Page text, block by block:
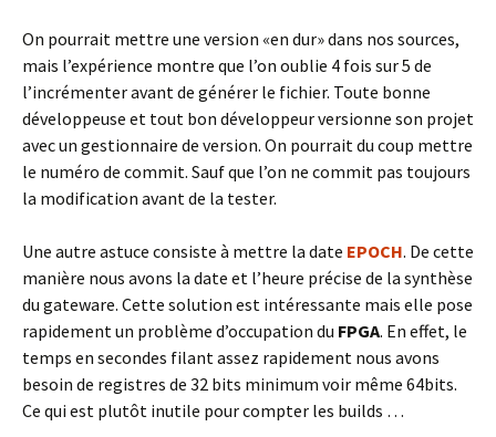
On pourrait mettre une version «en dur» dans nos sources,
mais l’expérience montre que l’on oublie 4 fois sur 5 de
l’incrémenter avant de générer le fichier. Toute bonne
développeuse et tout bon développeur versionne son projet
avec un gestionnaire de version. On pourrait du coup mettre
le numéro de commit. Sauf que l’on ne commit pas toujours
la modification avant de la tester.
Une autre astuce consiste à mettre la date EPOCH. De cette
manière nous avons la date et l’heure précise de la synthèse
du gateware. Cette solution est intéressante mais elle pose
rapidement un problème d’occupation du FPGA. En effet, le
temps en secondes filant assez rapidement nous avons
besoin de registres de 32 bits minimum voir même 64bits.
Ce qui est plutôt inutile pour compter les builds …